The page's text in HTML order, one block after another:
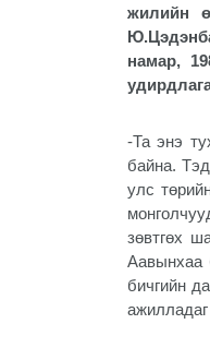
жилийн
намар,
-Та энэ
байна.
улс
зөвтгөх
Аавынхаа
бичгийн